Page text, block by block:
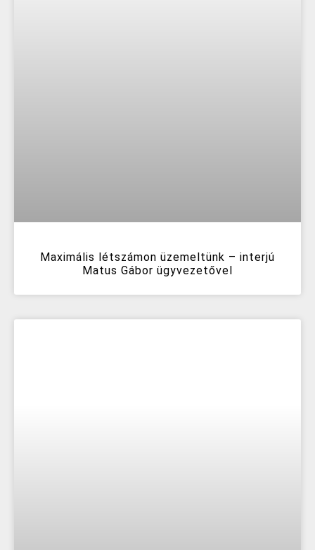
Maximális létszámon üzemeltünk – interjú
Matus Gábor ügyvezetővel